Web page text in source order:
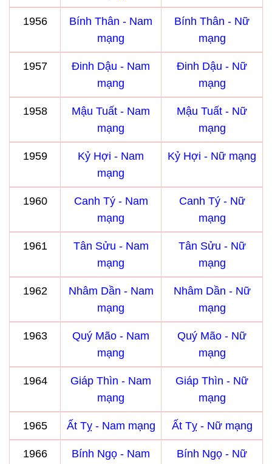
1956
Bính Thân - Nam
mạng
Bính Thân - Nữ
mạng
1957
Đinh Dậu - Nam
mạng
Đinh Dậu - Nữ
mạng
1958
Mậu Tuất - Nam
mạng
Mậu Tuất - Nữ
mạng
1959
Kỷ Hợi - Nam
mạng
Kỷ Hợi - Nữ mạng
1960
Canh Tý - Nam
mạng
Canh Tý - Nữ
mạng
1961
Tân Sửu - Nam
mạng
Tân Sửu - Nữ
mạng
1962
Nhâm Dần - Nam
mạng
Nhâm Dần - Nữ
mạng
1963
Quý Mão - Nam
mạng
Quý Mão - Nữ
mạng
1964
Giáp Thìn - Nam
mạng
Giáp Thìn - Nữ
mạng
1965 Ất Tỵ - Nam mạng Ất Tỵ - Nữ mạng
1966
Bính Ngọ - Nam
Bính Ngọ - Nữ